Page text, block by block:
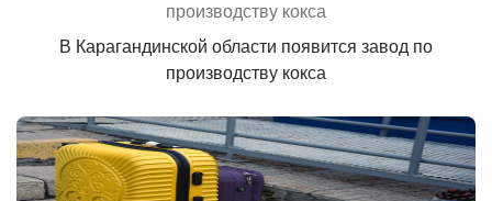
В Карагандинской области появится завод по
производству кокса